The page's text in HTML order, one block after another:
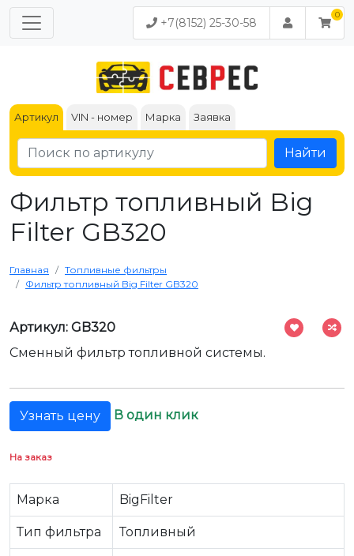
+7(8152) 25-30-58
Артикул VIN - номер Марка Заявка
Найти
Фильтр топливный Big
Filter GB320
Главная
Топливные фильтры
Фильтр топливный Big Filter GB320
Артикул: GB320
Сменный фильтр топливной системы.
Узнать цену В один клик
На заказ
Марка BigFilter
Тип фильтра Топливный